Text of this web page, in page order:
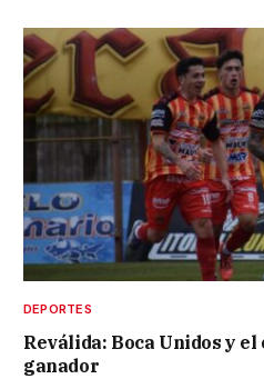
DEPORTES
Reválida: Boca Unidos y
ganador